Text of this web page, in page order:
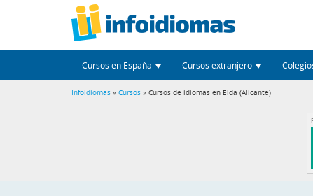
Cursos en España Cursos extranjero
Infoidiomas » Cursos » Cursos de idiomas en Elda (Alicante)